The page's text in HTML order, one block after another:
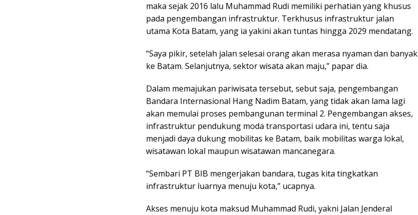
maka sejak 2016 lalu Muhammad Rudi memiliki perhatian yang khusus
pada pengembangan infrastruktur. Terkhusus infrastruktur jalan
utama Kota Batam, yang ia yakini akan tuntas hingga 2029 mendatang.
“Saya pikir, setelah jalan selesai orang akan merasa nyaman dan banyak
ke Batam. Selanjutnya, sektor wisata akan maju,” papar dia.
Dalam memajukan pariwisata tersebut, sebut saja, pengembangan
Bandara Internasional Hang Nadim Batam, yang tidak akan lama lagi
akan memulai proses pembangunan terminal 2. Pengembangan akses,
infrastruktur pendukung moda transportasi udara ini, tentu saja
menjadi daya dukung mobilitas ke Batam, baik mobilitas warga lokal,
wisatawan lokal maupun wisatawan mancanegara.
“Sembari PT BIB mengerjakan bandara, tugas kita tingkatkan
infrastruktur luarnya menuju kota,” ucapnya.
Akses menuju kota maksud Muhammad Rudi, yakni Jalan Jenderal